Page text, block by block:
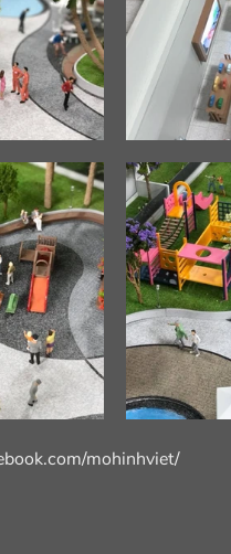
mohinhviet/